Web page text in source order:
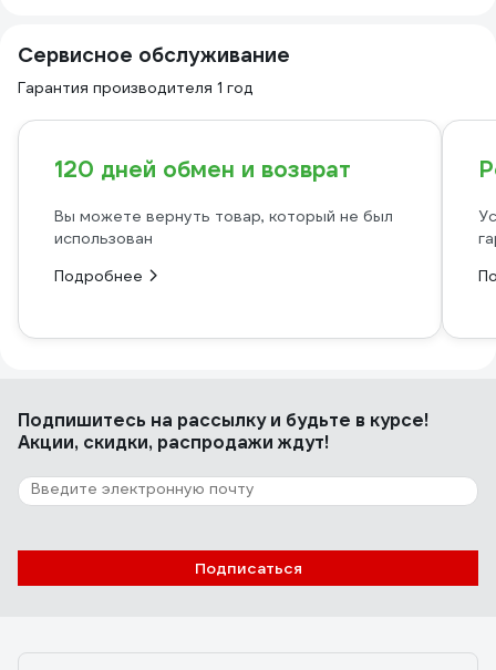
Сервисное обслуживание
Гарантия производителя 1 год
120 дней обмен и возврат
Вы можете вернуть товар, который не был
использован
Подробнее
Подпишитесь на рассылкуи будьте в курсе!
Акции, скидки, распродажи ждут!
Подписаться